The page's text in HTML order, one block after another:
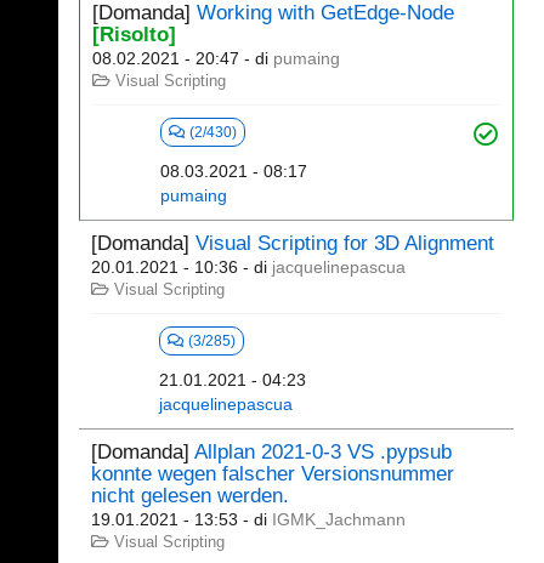
[Domanda] Working with GetEdge-Node
[Risolto]
08.02.2021 - 20:47 - di pumaing
Visual Scripting
(2/430)
08.03.2021 - 08:17
pumaing
[Domanda] Visual Scripting for 3D Alignment
20.01.2021 - 10:36 - di jacquelinepascua
Visual Scripting
(3/285)
21.01.2021 - 04:23
jacquelinepascua
[Domanda] Allplan 2021-0-3 VS .pypsub
konnte wegen falscher Versionsnummer
nicht gelesen werden.
19.01.2021 - 13:53 - di IGMK_Jachmann
Visual Scripting